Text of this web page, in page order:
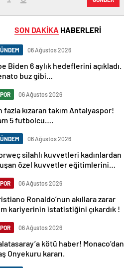
SON DAKİKA HABERLERİ
06 Ağustos 2026
Biden 6 aylık hedeflerini açıkladı.
buz gibi…
06 Ağustos 2026
fazla kızaran takım Antalyaspor!
5 futbolcu….
06 Ağustos 2026
silahlı kuvvetleri kadınlardan
özel kuvvetler eğitimlerini
06 Ağustos 2026
Ronaldo’nun akıllara zarar
kariyerinin istatistiğini çıkardık !
06 Ağustos 2026
kötü haber! Monaco’dan
Onyekuru kararı.